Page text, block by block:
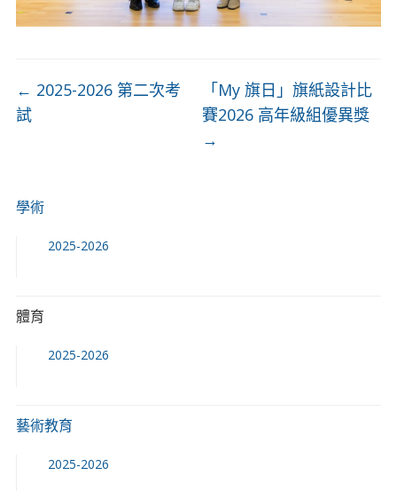
學術
2025-2026
體育
2025-2026
藝術教育
2025-2026
← 2025-2026 第二次考
試
「My 旗日」旗紙設計比
賽2026 高年級組優異獎
→